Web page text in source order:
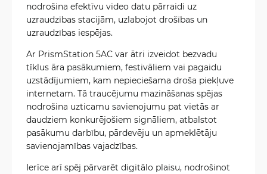
nodrošina efektīvu video datu pārraidi uz
uzraudzības stacijām, uzlabojot drošības un
uzraudzības iespējas.
Ar PrismStation 5AC var ātri izveidot bezvadu
tīklus āra pasākumiem, festivāliem vai pagaidu
uzstādījumiem, kam nepieciešama droša piekļuve
internetam. Tā traucējumu mazināšanas spējas
nodrošina uzticamu savienojumu pat vietās ar
daudziem konkurējošiem signāliem, atbalstot
pasākumu darbību, pārdevēju un apmeklētāju
savienojamības vajadzības.
Ierīce arī spēj pārvarēt digitālo plaisu, nodrošinot